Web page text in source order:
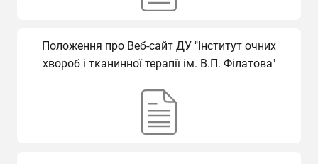
Положення про Веб-сайт ДУ "Інститут очних
хвороб і тканинної терапії ім. В.П. Філатова"